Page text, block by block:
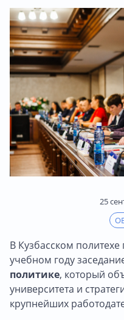
25
В Кузбасском
учебном году
политике, который
университета и
крупнейших